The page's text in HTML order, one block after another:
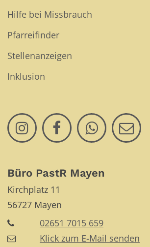
Hilfe bei Missbrauch
Pfarreifinder
Stellenanzeigen
Inklusion
Büro PastR Mayen
Kirchplatz 11
56727 Mayen
02651 7015 659
Klick zum E-Mail senden